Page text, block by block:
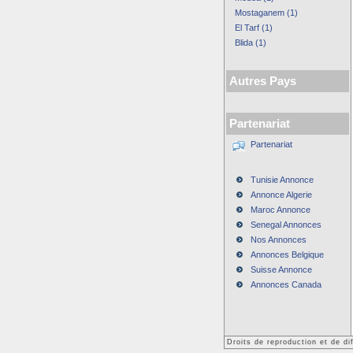
Mostaganem (1)
El Tarf (1)
Blida (1)
Autres Pays
Partenariat
Partenariat
Tunisie Annonce
Annonce Algerie
Maroc Annonce
Senegal Annonces
Nos Annonces
Annonces Belgique
Suisse Annonce
Annonces Canada
Droits de reproduction et de